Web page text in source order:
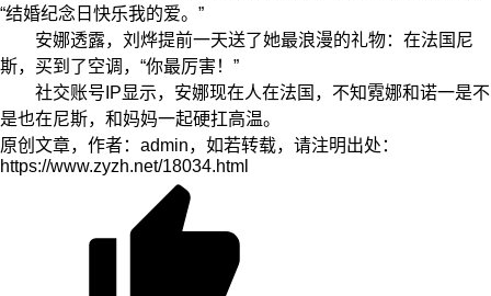
“结婚纪念日快乐我的爱。”
安娜透露，刘烨提前一天送了她最浪漫的礼物：在法国尼
斯，买到了空调，“你最厉害！”
社交账号IP显示，安娜现在人在法国，不知霓娜和诺一是不
是也在尼斯，和妈妈一起硬扛高温。
原创文章，作者：admin，如若转载，请注明出处：
https://www.zyzh.net/18034.html